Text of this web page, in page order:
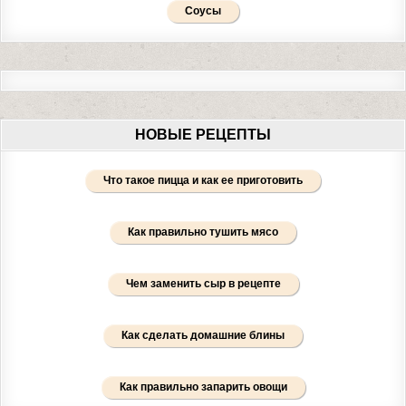
Соусы
НОВЫЕ РЕЦЕПТЫ
Что такое пицца и как ее приготовить
Как правильно тушить мясо
Чем заменить сыр в рецепте
Как сделать домашние блины
Как правильно запарить овощи